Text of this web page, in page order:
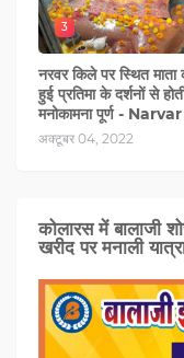
3
नरवर किले पर स्थित माता
हुई प्रतिमा के दर्शनों से
मनोकामना पूर्ण - Narvar
अक्टूबर 04, 2022
कोलारस में बालाजी
खरीद पर मनाली